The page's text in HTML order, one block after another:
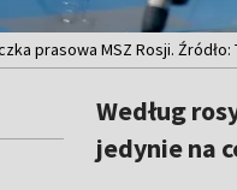
prasowa MSZ Rosji. Źródło:
Według
jedynie na